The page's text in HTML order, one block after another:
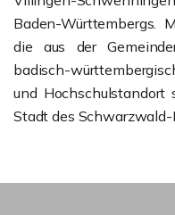
Baden-Württembergs.
die aus der
badisch-
und
Stadt des Schwarzwald-